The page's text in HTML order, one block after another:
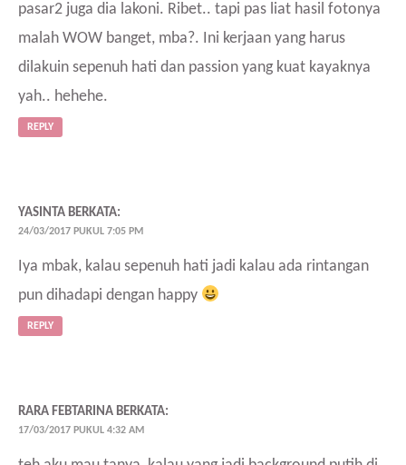
pasar2 juga dia lakoni. Ribet.. tapi pas liat hasil fotonya
malah WOW banget, mba?. Ini kerjaan yang harus
dilakuin sepenuh hati dan passion yang kuat kayaknya
yah.. hehehe.
REPLY
YASINTA BERKATA:
24/03/2017 PUKUL 7:05 PM
Iya mbak, kalau sepenuh hati jadi kalau ada rintangan
pun dihadapi dengan happy
REPLY
RARA FEBTARINA BERKATA:
17/03/2017 PUKUL 4:32 AM